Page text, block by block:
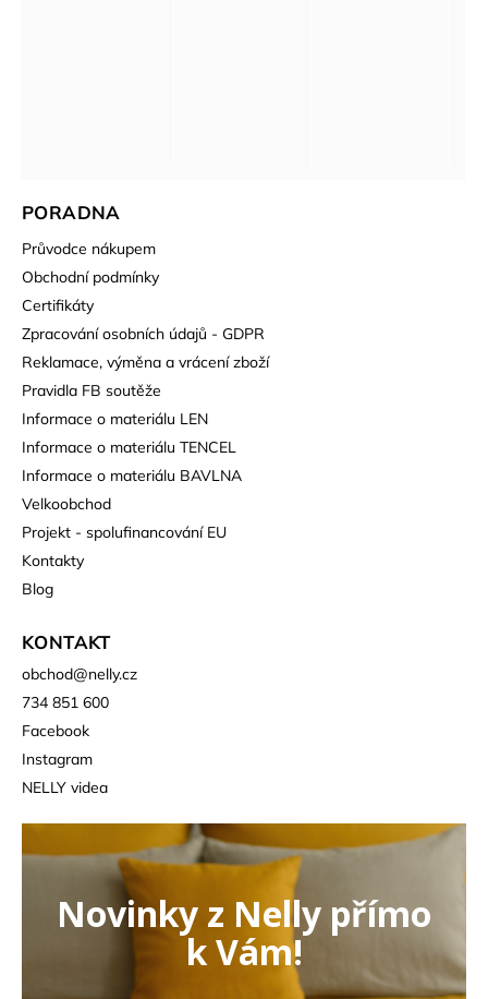
PORADNA
Průvodce nákupem
Obchodní podmínky
Certifikáty
Zpracování osobních údajů - GDPR
Reklamace, výměna a vrácení zboží
Pravidla FB soutěže
Informace o materiálu LEN
Informace o materiálu TENCEL
Informace o materiálu BAVLNA
Velkoobchod
Projekt - spolufinancování EU
Kontakty
Blog
KONTAKT
obchod@nelly.cz
734 851 600
Facebook
Instagram
NELLY videa
Novinky z Nelly přímo
k Vám!